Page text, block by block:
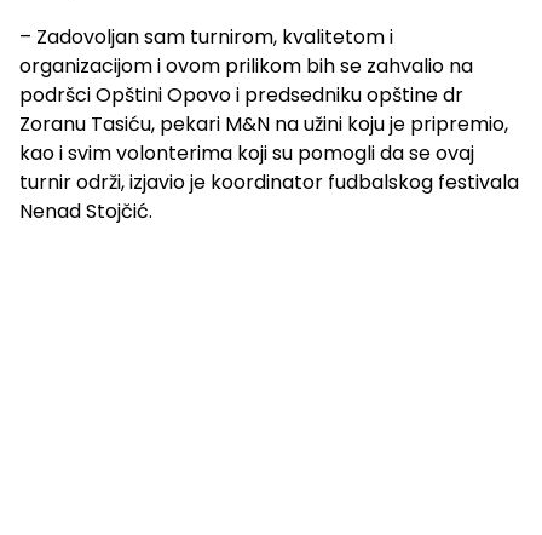
– Zadovoljan sam turnirom, kvalitetom i
organizacijom i ovom prilikom bih se zahvalio na
podršci Opštini Opovo i predsedniku opštine dr
Zoranu Tasiću, pekari M&N na užini koju je pripremio,
kao i svim volonterima koji su pomogli da se ovaj
turnir održi, izjavio je koordinator fudbalskog festivala
Nenad Stojčić.